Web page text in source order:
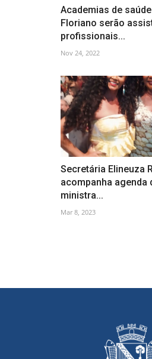
Academias de
Floriano serão
profissionais...
Nov 24, 2022
Secretária Elineuza
acompanha agenda
ministra...
Mar 8, 2023